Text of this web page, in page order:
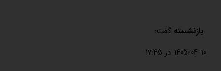
بازنشسته گفت:
1405-04-10 در 17:45